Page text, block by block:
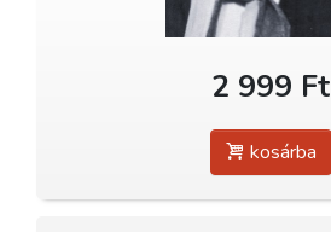
2 999 Ft
kosárba